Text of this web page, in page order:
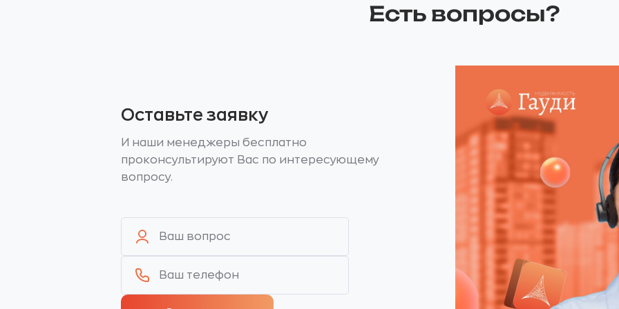
Есть вопросы?
Оставьте заявку
И наши менеджеры бесплатно
проконсультируют Вас по интересующему
вопросу.